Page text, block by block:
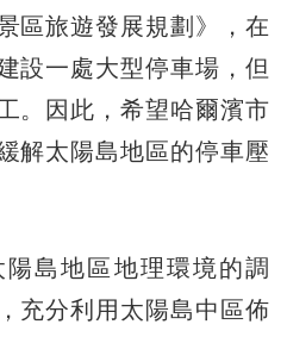
區旅遊發展規劃》，在
設一處大型停車場，但
。因此，希望哈爾濱市
解太陽島地區的停車壓
島地區地理環境的調
充分利用太陽島中區佈